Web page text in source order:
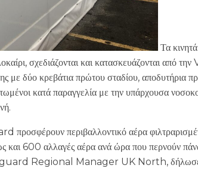
Τα
σχεδιάζονται και κατασκευάζονται από
με δύο κρεβάτια πρώτου σταδίου, αποδυτήρια
κατά παραγγελία με την υπάρχουσα
προσφέρουν περιβαλλοντικό αέρα
600 αλλαγές αέρα ανά ώρα που περνούν
Regional Manager UK North, δήλωσε: